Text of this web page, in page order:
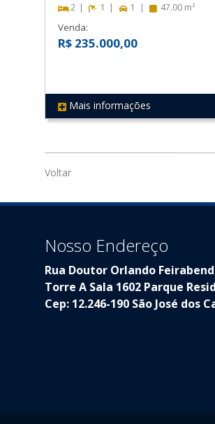
REF 492
2 1 1 47.00 m²
Venda:
R$ 235.000,00
Mais informações
Voltar
Nosso Endereço
Rua Doutor Orlando
Torre A Sala 1602 Parque
Cep: 12.246-190 São José dos